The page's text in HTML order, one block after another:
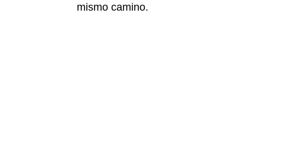
mismo camino.